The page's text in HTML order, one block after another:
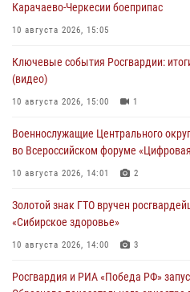
Карачаево-Черкесии боеприпас
10 августа 2026, 15:05
Ключевые события Росгвардии:
(видео)
10 августа 2026, 15:00 1
Военнослужащие Центрального
во Всероссийском форуме
10 августа 2026, 14:01 2
Золотой знак ГТО вручен
«Сибирское здоровье»
10 августа 2026, 14:00 3
Росгвардия и РИА «Победа РФ»